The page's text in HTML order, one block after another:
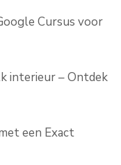
Cursus voor
interieur – Ontdek
een Exact